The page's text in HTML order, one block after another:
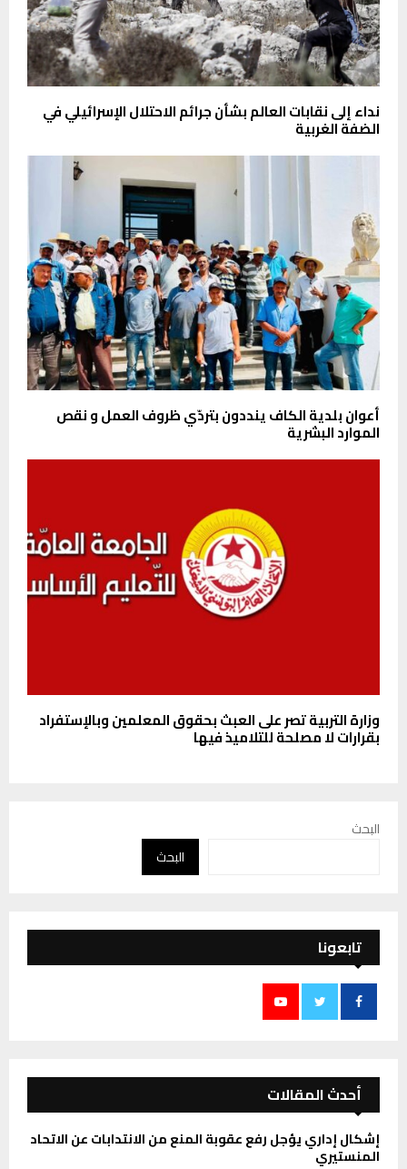
نداء إلى نقابات العالم بشأن جرائم الاحتلال الإسرائيلي في
الضفة الغربية
أعوان بلدية الكاف ينددون بتردّي ظروف العمل و نقص
الموارد البشرية
وزارة التربية تصر على العبث بحقوق المعلمين وبالإستفراد
بقرارات لا مصلحة للتلاميذ فيها
البحث
البحث
تابعونا
أحدث المقالات
إشكال إداري يؤجل رفع عقوبة المنع من الانتدابات عن الاتحاد
المنستيري